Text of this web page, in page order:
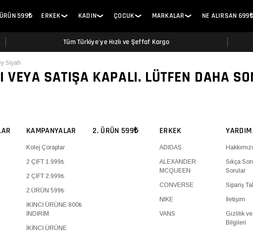
599₺ ERKEK ❯ KADIN❯ ÇOCUK ❯ MARKALAR ❯ NE ALIRSAN 699₺
Tüm Türkiye'ye Hızlı ve Şeffaf Kargo
Siyah
SATIŞA KAPALI. LÜTFEN DAHA
KAMPANYALAR
Kolej Çoraplar
2 ÇİFT 1.999₺
2 ÇİFT 2.999₺
2.ÜRÜN 599₺
İKİNCİ ÜRÜNE 800₺
İNDİRİM
İKİNCİ ÜRÜNE
2. ÜRÜN 599₺ ERKEK
ADIDAS
ALEXANDER
MCQUEEN
CONVERSE
NIKE
VANS
YARDIM
Sıkça
Sorular
Sipariş
İletişim
Gizlilik
Bilgileri